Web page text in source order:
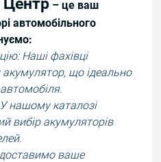
– це ваш
автомобільного
Наші фахівці
що ідеально
нашому каталозі
вибір акумуляторів
ваше